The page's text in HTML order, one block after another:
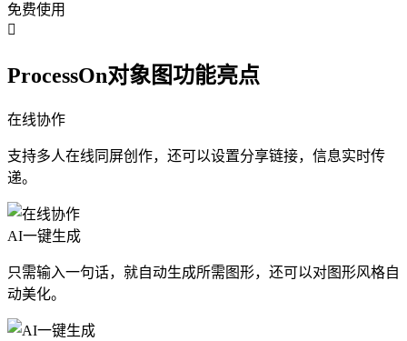
免费使用

ProcessOn对象图功能亮点
在线协作
支持多人在线同屏创作，还可以设置分享链接，信息实时传
递。
AI一键生成
只需输入一句话，就自动生成所需图形，还可以对图形风格自
动美化。